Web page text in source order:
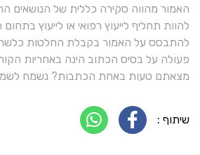
האמור מהווה סקירה כללית של הנושאים
להוות תחליף לייעוץ רפואי או לייעוץ
להתבסס על האמור בקבלת החלטות
פעולה על בסיס הכתוב הינה באחריות
מצאתם טעות באחת הכתבות? נשמח
שיתוף :